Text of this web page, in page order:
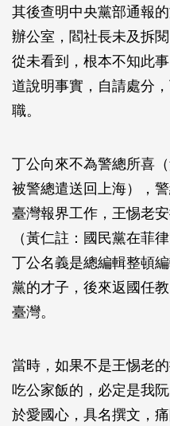
其後查明中央黨部通報
辦公室，閻社長未及拆
從未看到，根本不知此
道說明事實，自請處分
職。
丁公向來不為警總所喜
被警總遣送回上海），
臺灣報界工作，王惕老
（黃仁註：國民黨在菲
丁公名義是總編輯整頓
黨的才子，後來返國任
臺灣。
當時，如果不是王惕老
吃公家飯的，必定是我
於愛國心，具名撰文，